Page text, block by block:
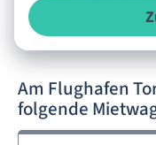
Am Flughafen
folgende